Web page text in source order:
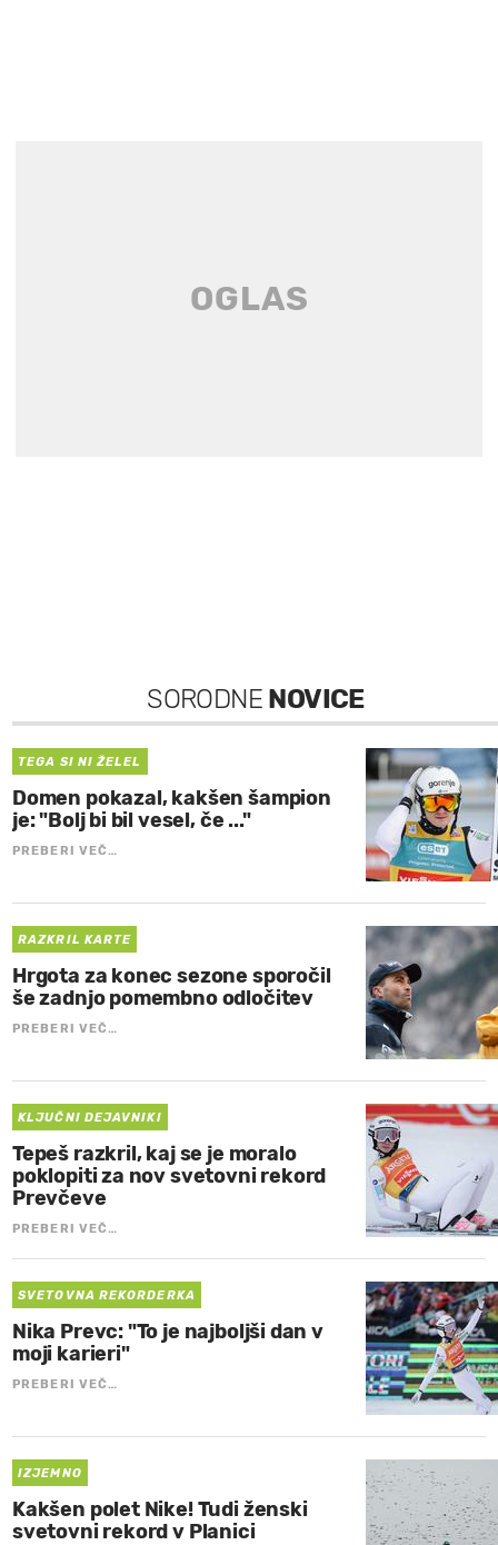
SORODNE NOVICE
TEGA SI NI ŽELEL
Domen pokazal, kakšen šampion
je: "Bolj bi bil vesel, če ..."
PREBERI VEČ…
RAZKRIL KARTE
Hrgota za konec sezone sporočil
še zadnjo pomembno odločitev
PREBERI VEČ…
KLJUČNI DEJAVNIKI
Tepeš razkril, kaj se je moralo
poklopiti za nov svetovni rekord
Prevčeve
PREBERI VEČ…
SVETOVNA REKORDERKA
Nika Prevc: "To je najboljši dan v
moji karieri"
PREBERI VEČ…
IZJEMNO
Kakšen polet Nike! Tudi ženski
svetovni rekord v Planici